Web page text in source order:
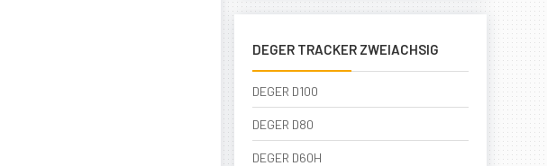
DEGER TRACKER ZWEIACHSIG
DEGER D100
DEGER D80
DEGER D60H